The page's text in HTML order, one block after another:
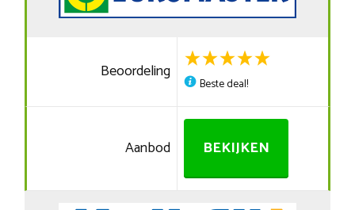
Beoordeling
Beste deal!
Aanbod BEKIJKEN